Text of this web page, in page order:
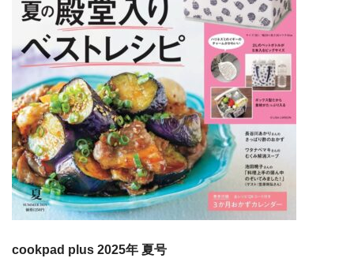
cookpad plus 2025年 夏号